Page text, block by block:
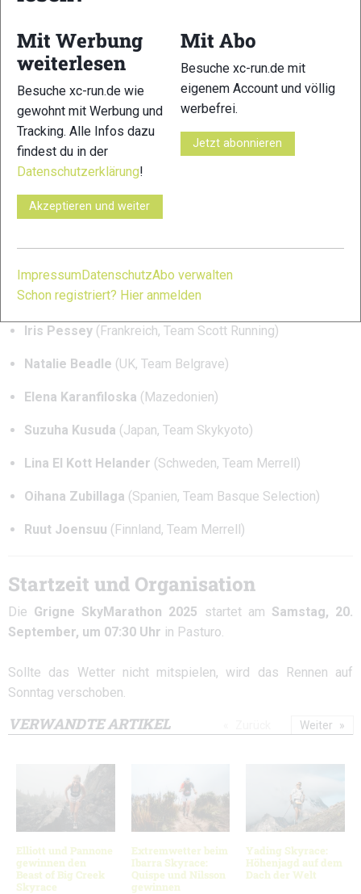
Ultraks Extreme)
Gianluca Ghiano(Italien, Team Brooks)
Dimas Pereira(Spanien, Team Asics)
Luka Kovačič(Slowenien, Team Dynafit)
Pascal Egli(Schweiz)
Clement Bruchon(Frankreich, Team Nike Trail)
Frauen
Maria Christen(Schweiz, Team Scott Running)
Iris Pessey (Frankreich, Team Scott Running)
Natalie Beadle (UK, Team Belgrave)
Elena Karanfiloska (Mazedonien)
Suzuha Kusuda (Japan, Team Skykyoto)
Lina El Kott Helander (Schweden, Team Merrell)
Oihana Zubillaga (Spanien, Team Basque Selection)
Ruut Joensuu (Finnland, Team Merrell)
Startzeit und Organisation
Die Grigne SkyMarathon 2025 startet am Samstag, 20.
September, um 07:30 Uhr in Pasturo.
Sollte das Wetter nicht mitspielen, wird das Rennen auf
Sonntag verschoben.
VERWANDTE ARTIKEL
Elliott und Pannone
gewinnen den
Beast of Big Creek
Skyrace
Extremwetter beim
Ibarra Skyrace:
Quispe und Nilsson
gewinnen
Yading Skyrace:
Höhenjagd auf dem
Dach der Welt
Weiter
Mit Werbung
weiterlesen
Besuche xc-run.de wie
gewohnt mit Werbung und
Tracking. Alle Infos dazu
findest du in der
Datenschutzerklärung!
Akzeptieren und weiter
Mit Abo
Besuche xc-run.de mit
eigenem Account und völlig
werbefrei.
Jetzt abonnieren
Impressum DatenschutzAbo verwalten
Schon registriert? Hier anmelden